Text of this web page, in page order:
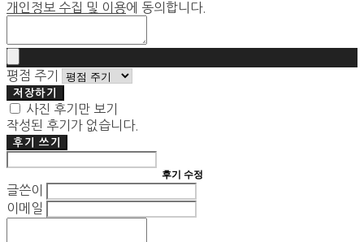
개인정보 수집 및 이용에 동의합니다.
평점 주기
저장하기
사진 후기만 보기
작성된 후기가 없습니다.
후기 쓰기
후기 수정
글쓴이
이메일